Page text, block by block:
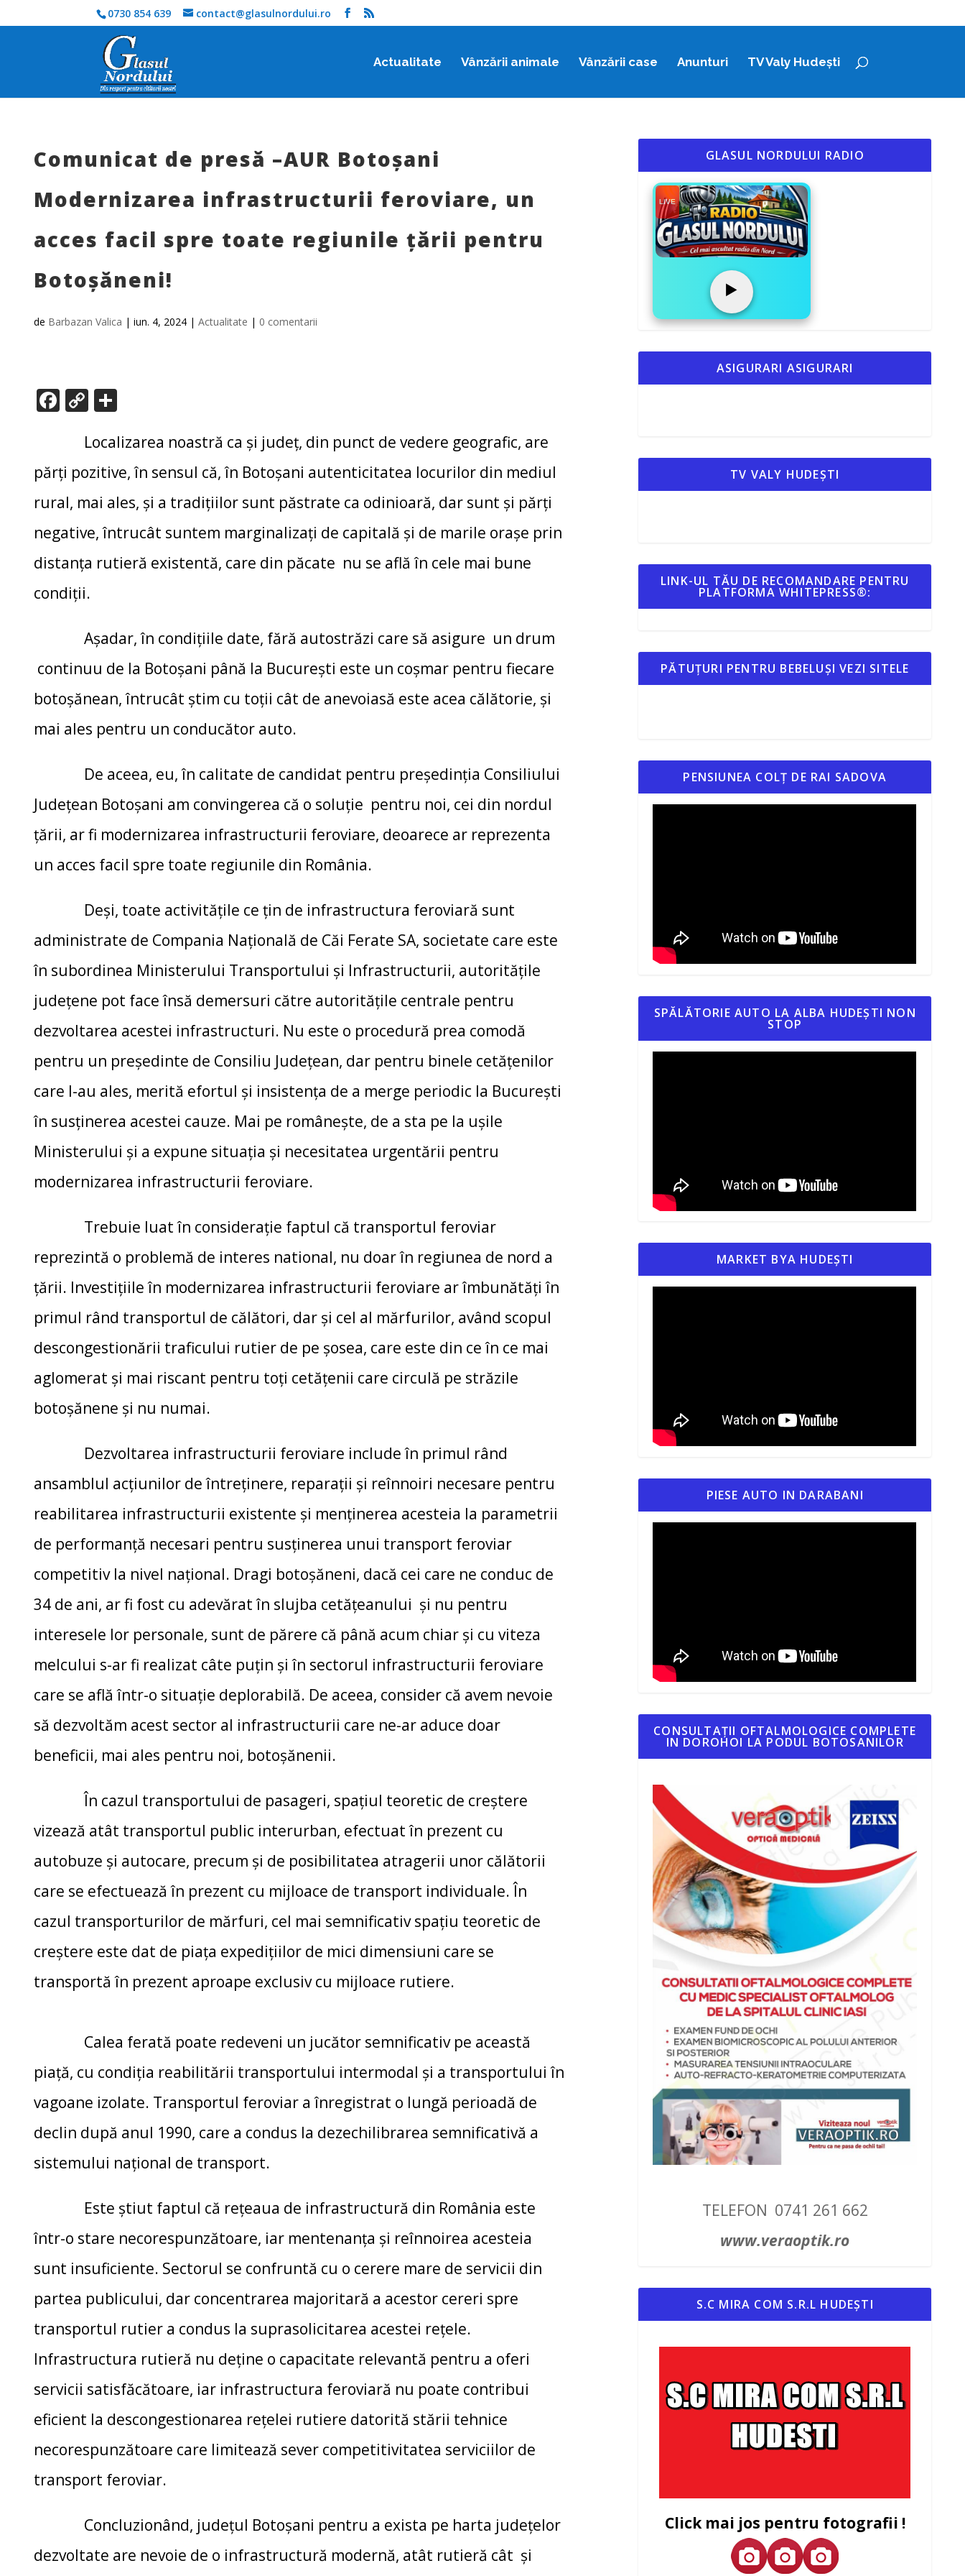
0730 854 639 contact@glasulnordului.ro
Actualitate Vânzării animale Vânzării case Anunturi TV Valy Hudești
Comunicat de presă –AUR Botoșani
Modernizarea infrastructurii feroviare, un
acces facil spre toate regiunile țării pentru
Botoșăneni!
de Barbazan Valica |iun. 4, 2024 |Actualitate | 0 comentarii
F
b
o
o
k
C
p
y
Li
n
k
ta
je
az
ă
Localizarea noastră ca și județ, din punct de vedere geografic, are
părți pozitive, în sensul că, în Botoșani autenticitatea locurilor din mediul
rural, mai ales, și a tradițiilor sunt păstrate ca odinioară, dar sunt și părți
negative, întrucât suntem marginalizați de capitală și de marile orașe prin
distanța rutieră existentă, care din păcate nu se află în cele mai bune
condiții.
Așadar, în condițiile date, fără autostrăzi care să asigure un drum
continuu de la Botoșani până la București este un coșmar pentru fiecare
botoșănean, întrucât știm cu toții cât de anevoiasă este acea călătorie, și
mai ales pentru un conducător auto.
De aceea, eu, în calitate de candidat pentru președinția Consiliului
Județean Botoșani am convingerea că o soluție pentru noi, cei din nordul
țării, ar fi modernizarea infrastructurii feroviare, deoarece ar reprezenta
un acces facil spre toate regiunile din România.
Deși, toate activitățile ce țin de infrastructura feroviară sunt
administrate de Compania Națională de Căi Ferate SA, societate care este
în subordinea Ministerului Transportului și Infrastructurii, autoritățile
județene pot face însă demersuri către autoritățile centrale pentru
dezvoltarea acestei infrastructuri. Nu este o procedură prea comodă
pentru un președinte de Consiliu Județean, dar pentru binele cetățenilor
care l-au ales, merită efortul și insistența de a merge periodic la București
în susținerea acestei cauze. Mai pe românește, de a sta pe la ușile
Ministerului și a expune situația și necesitatea urgentării pentru
modernizarea infrastructurii feroviare.
Trebuie luat în consideraţie faptul că transportul feroviar
reprezintă o problemă de interes national, nu doar în regiunea de nord a
țării. Investițiile în modernizarea infrastructurii feroviare ar îmbunătăți în
primul rând transportul de călători, dar și cel al mărfurilor, având scopul
descongestionării traficului rutier de pe șosea, care este din ce în ce mai
aglomerat și mai riscant pentru toți cetățenii care circulă pe străzile
botoșănene și nu numai.
Dezvoltarea infrastructurii feroviare include în primul rând
ansamblul acţiunilor de întreţinere, reparaţii şi reînnoiri necesare pentru
reabilitarea infrastructurii existente şi menţinerea acesteia la parametrii
de performanţă necesari pentru susţinerea unui transport feroviar
competitiv la nivel naţional. Dragi botoșăneni, dacă cei care ne conduc de
34 de ani, ar fi fost cu adevărat în slujba cetățeanului și nu pentru
interesele lor personale, sunt de părere că până acum chiar și cu viteza
melcului s-ar fi realizat câte puțin și în sectorul infrastructurii feroviare
care se află într-o situație deplorabilă. De aceea, consider că avem nevoie
să dezvoltăm acest sector al infrastructurii care ne-ar aduce doar
beneficii, mai ales pentru noi, botoșănenii.
În cazul transportului de pasageri, spaţiul teoretic de creştere
vizează atât transportul public interurban, efectuat în prezent cu
autobuze şi autocare, precum şi de posibilitatea atragerii unor călătorii
care se efectuează în prezent cu mijloace de transport individuale. În
cazul transporturilor de mărfuri, cel mai semnificativ spaţiu teoretic de
creştere este dat de piaţa expediţiilor de mici dimensiuni care se
transportă în prezent aproape exclusiv cu mijloace rutiere.
Calea ferată poate redeveni un jucător semnificativ pe această
piaţă, cu condiţia reabilitării transportului intermodal şi a transportului în
vagoane izolate. Transportul feroviar a înregistrat o lungă perioadă de
declin după anul 1990, care a condus la dezechilibrarea semnificativă a
sistemului naţional de transport.
Este știut faptul că reţeaua de infrastructură din România este
într-o stare necorespunzătoare, iar mentenanţa şi reînnoirea acesteia
sunt insuficiente. Sectorul se confruntă cu o cerere mare de servicii din
partea publicului, dar concentrarea majoritară a acestor cereri spre
transportul rutier a condus la suprasolicitarea acestei reţele.
Infrastructura rutieră nu deţine o capacitate relevantă pentru a oferi
servicii satisfăcătoare, iar infrastructura feroviară nu poate contribui
eficient la descongestionarea reţelei rutiere datorită stării tehnice
necorespunzătoare care limitează sever competitivitatea serviciilor de
transport feroviar.
Concluzionând, județul Botoșani pentru a exista pe harta județelor
dezvoltate are nevoie de o infrastructură modernă, atât rutieră cât și
GLASUL NORDULUI RADIO
LIVE
▶️
ASIGURARI ASIGURARI
TV VALY HUDEȘTI
LINK-UL TĂU DE RECOMANDARE PENTRU
PLATFORMA WHITEPRESS®:
PĂTUȚURI PENTRU BEBELUȘI VEZI SITELE
PENSIUNEA COLȚ DE RAI SADOVA
SPĂLĂTORIE AUTO LA ALBA HUDEȘTI NON
STOP
MARKET BYA HUDEȘTI
PIESE AUTO IN DARABANI
CONSULTAȚII OFTALMOLOGICE COMPLETE
IN DOROHOI LA PODUL BOTOSANILOR
TELEFON 0741 261 662
www.veraoptik.ro
S.C MIRA COM S.R.L HUDEȘTI
Click mai jos pentru fotografii !